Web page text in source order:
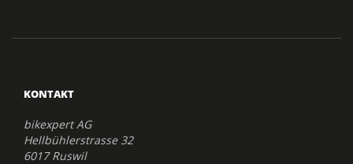
KONTAKT
bikexpert AG
Hellbühlerstrasse 32
6017 Ruswil